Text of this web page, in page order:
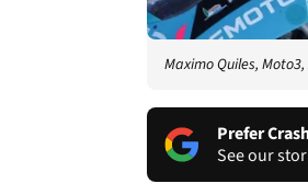
Maximo Quiles,
Prefer
See our